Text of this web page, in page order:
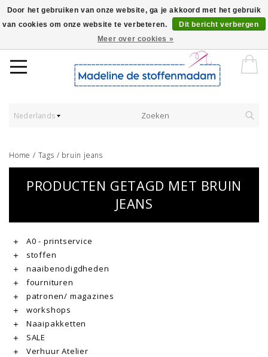
Worldwide Shipping - Onze stoffen worden verkocht per 10 cm.
Nederlands
Home / Tags / bruin jeans
PRODUCTEN GETAGD MET BRUIN
JEANS
A0 - printservice
stoffen
naaibenodigdheden
fournituren
patronen/ magazines
workshops
Naaipakketten
SALE
Verhuur Atelier
Door het gebruiken van onze website, ga je akkoord met het gebruik
van cookies om onze website te verbeteren.
Dit bericht verbergen
Meer over cookies »